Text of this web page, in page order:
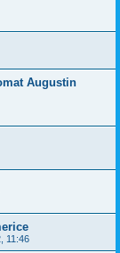
Augustin
11:46